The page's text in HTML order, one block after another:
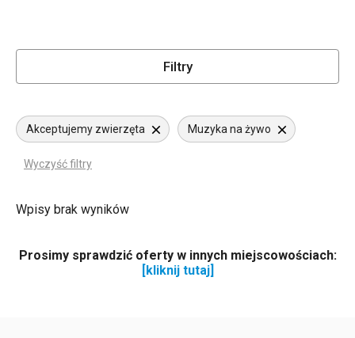
Filtry
Akceptujemy zwierzęta Muzyka na żywo
Wyczyść filtry
Wpisy brak wyników
Prosimy sprawdzić oferty w innych miejscowościach:
[kliknij tutaj]